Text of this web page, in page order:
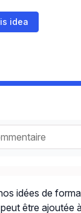
idea
idées de
être ajoutée